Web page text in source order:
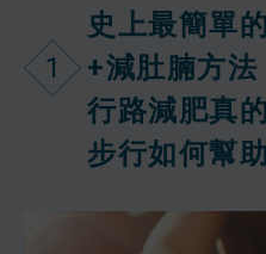
1
史上最簡單
+減肚腩方法
行路減肥真
步行如何幫